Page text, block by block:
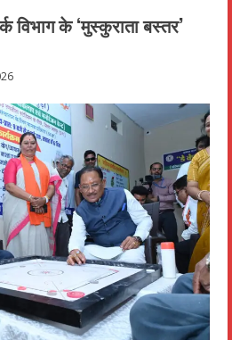
विभाग के ‘मुस्कुराता बस्तर’